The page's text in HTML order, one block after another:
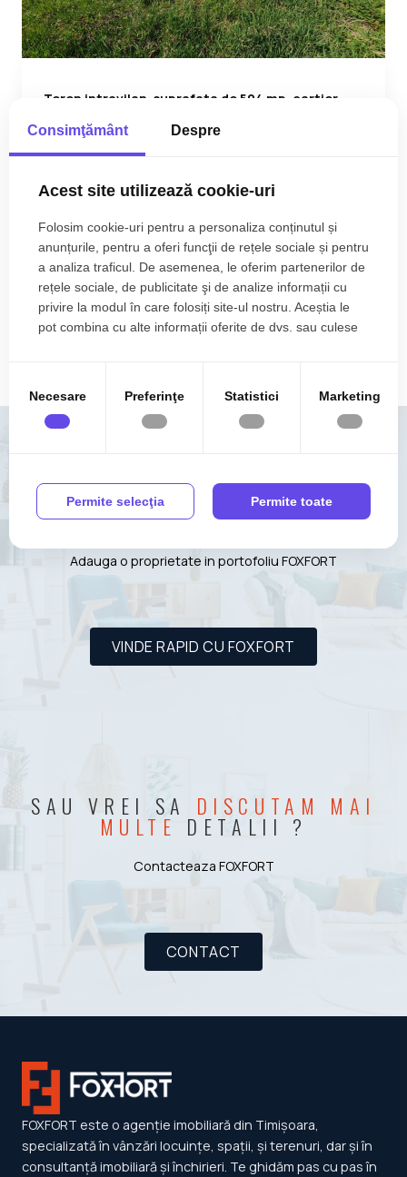
Teren intravilan, suprafata de 504 mp, cartier
Utvin
504.00 m2
Terenuri de vânzare Utvin dupa zone
VREI SA VINZI RAPIDO
LOCUINTA ?
Adauga o proprietate in portofoliu FOXFORT
VINDE RAPID CU FOXFORT
SAU VREI SA DISCUTAM MAI
MULTE DETALII ?
Contacteaza FOXFORT
CONTACT
FOXFORT este o agenție imobiliară din Timișoara,
specializată în vânzări locuințe, spații, și terenuri, dar și în
consultanță imobiliară și închirieri. Te ghidăm pas cu pas în
Consimţământ Despre
Acest site utilizează cookie-uri
Folosim cookie-uri pentru a personaliza conținutul și
anunțurile, pentru a oferi funcţii de rețele sociale și pentru
a analiza traficul. De asemenea, le oferim partenerilor de
rețele sociale, de publicitate şi de analize informații cu
privire la modul în care folosiți site-ul nostru. Aceștia le
pot combina cu alte informații oferite de dvs. sau culese
Necesare Preferinţe Statistici Marketing
Permite selecţia Permite toate